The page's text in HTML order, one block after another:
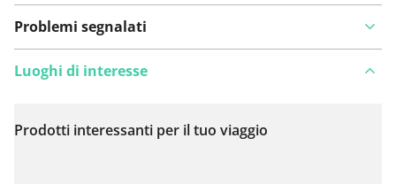
Problemi segnalati
Visualizza sulla mappa
Luoghi di interesse
Prodotti interessanti per il tuo viaggio